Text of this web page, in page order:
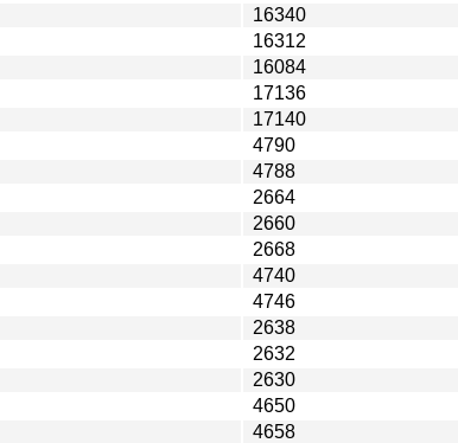
16340
16312
16084
17136
17140
4790
4788
2664
2660
2668
4740
4746
2638
2632
2630
4650
4658